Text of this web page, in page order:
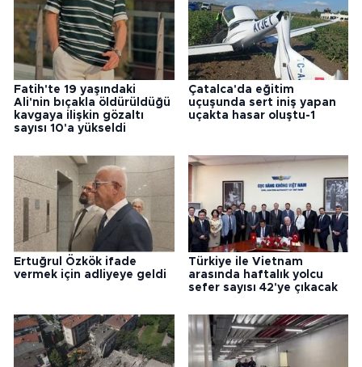
Fatih'te 19 yaşındaki
Ali'nin bıçakla öldürüldüğü
kavgaya ilişkin gözaltı
sayısı 10'a yükseldi
Çatalca'da eğitim
uçuşunda sert iniş yapan
uçakta hasar oluştu-1
Ertuğrul Özkök ifade
vermek için adliyeye geldi
Türkiye ile Vietnam
arasında haftalık yolcu
sefer sayısı 42'ye çıkacak